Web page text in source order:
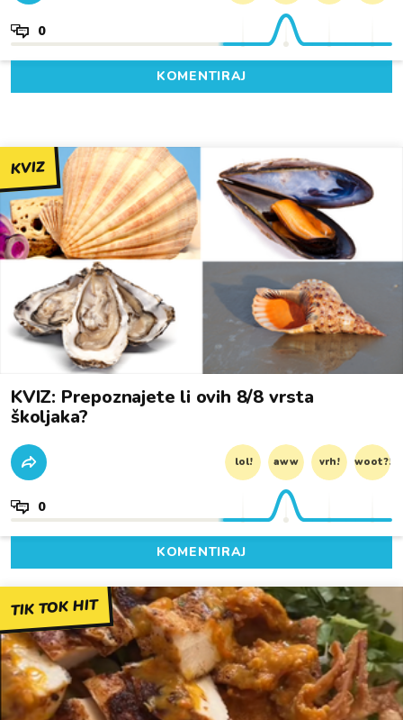
0
KOMENTIRAJ
KVIZ
KVIZ: Prepoznajete li ovih 8/8 vrsta
školjaka?
lol! aww vrh! woot?!
0
KOMENTIRAJ
TIK TOK HIT